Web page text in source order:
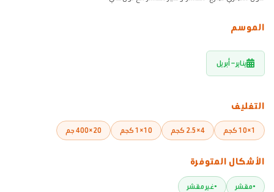
الموسم
يناير – أبريل
التغليف
1×10 كجم 4×2.5 كجم 10×1 كجم 20×400 جم
الأشكال المتوفرة
مقشر غير مقشر